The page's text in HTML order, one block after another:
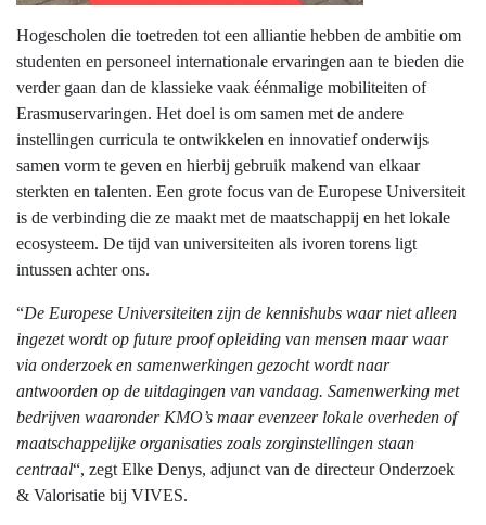
Hogescholen die toetreden tot een alliantie hebben de ambitie om
studenten en personeel internationale ervaringen aan te bieden die
verder gaan dan de klassieke vaak éénmalige mobiliteiten of
Erasmuservaringen. Het doel is om samen met de andere
instellingen curricula te ontwikkelen en innovatief onderwijs
samen vorm te geven en hierbij gebruik makend van elkaar
sterkten en talenten. Een grote focus van de Europese Universiteit
is de verbinding die ze maakt met de maatschappij en het lokale
ecosysteem. De tijd van universiteiten als ivoren torens ligt
intussen achter ons.
“De Europese Universiteiten zijn de kennishubs waar niet alleen
ingezet wordt op future proof opleiding van mensen maar waar
via onderzoek en samenwerkingen gezocht wordt naar
antwoorden op de uitdagingen van vandaag. Samenwerking met
bedrijven waaronder KMO’s maar evenzeer lokale overheden of
maatschappelijke organisaties zoals zorginstellingen staan
centraal“, zegt Elke Denys, adjunct van de directeur Onderzoek
& Valorisatie bij VIVES.